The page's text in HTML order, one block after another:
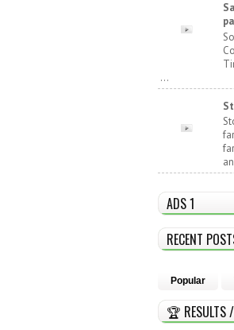
...
ADS 1
RECENT
Popular
🏆 RESULTS